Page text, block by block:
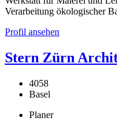
Verarbeitung ökologischer
Profil ansehen
Stern Zürn
4058
Basel
Planer